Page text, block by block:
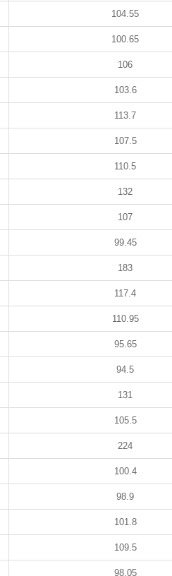
104.55
100.65
106
103.6
113.7
107.5
110.5
132
107
99.45
183
117.4
110.95
95.65
94.5
131
105.5
224
100.4
98.9
101.8
109.5
98.05